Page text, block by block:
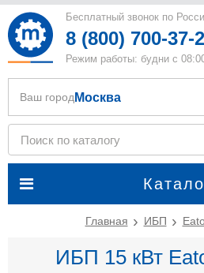
Бесплатный звонок по
8 (800) 700-37-
Режим работы: будни с
Ваш город Москва
Главная ИБП
ИБП 15 кВт